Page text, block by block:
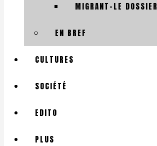
MIGRANT-LE DOSSIER
EN BREF
CULTURES
SOCIÉTÉ
EDITO
PLUS